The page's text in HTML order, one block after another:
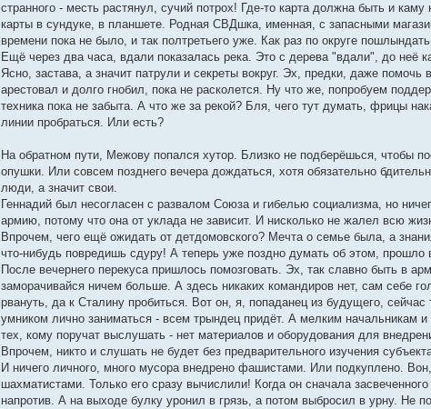
странного - месть растянул, сучий потрох! Где-то карта должна быть и
карты в сундуке, в планшете. Родная СВДшка, именная, с запасными
времени пока не было, и так полтретьего уже. Как раз по округе
Ещё через два часа, вдали показалась река. Это с дерева "вдали", до неё
Ясно, застава, а значит патрули и секреты вокруг. Эх, предки, даже
арестовал и долго гнобил, пока не расколется. Ну что же, попробуем
техника пока не забыта. А что же за рекой? Бля, чего тут думать, фрицы
линии пробраться. Или есть?
На обратном пути, Межову попался хутор. Близко не подберёшься, чтобы
опушки. Или совсем позднего вечера дождаться, хотя обязательно
люди, а значит свои.
Геннадий был несогласен с развалом Союза и гибелью социализма, но
армию, потому что она от уклада не зависит. И нисколько не жалел всю
Впрочем, чего ещё ожидать от детдомовского? Мечта о семье была, а
что-нибудь повредишь сдуру! А теперь уже поздно думать об этом, прошло
После вечернего перекуса пришлось помозговать. Эх, так славно быть в
заморачивайся ничем больше. А здесь никаких командиров нет, сам себе
рвануть, да к Сталину пробиться. Вот он, я, попаданец из будущего,
умником лично заниматься - всем трындец придёт. А мелким начальникам
тех, кому поручат выслушать - нет материалов и оборудования для
Впрочем, никто и слушать не будет без предварительного изучения
И ничего личного, много мусора внедрено фашистами. Или подкуплено.
шахматистами. Только его сразу вычислили! Когда он сначала
напротив. А на выходе булку уронил в грязь, а потом выбросил в урну.